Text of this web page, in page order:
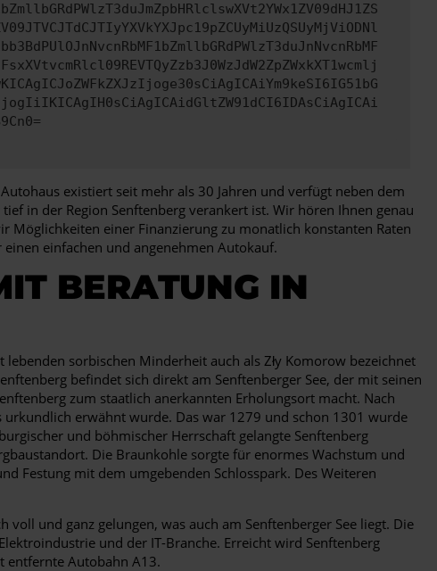
existiert seit mehr als 30 Jahren und verfügt neben dem
in der Region Senftenberg verankert ist. Wir hören Ihnen genau
einer Finanzierung zu monatlich konstanten Raten
einfachen und angenehmen Autokauf.
BERATUNG IN
sorbischen Minderheit auch als Zły Komorow bezeichnet
befindet sich direkt am Senftenberger See, der mit seinen
zum staatlich anerkannten Erholungsort macht. Nach
urkundlich erwähnt wurde. Das war 1279 und schon 1301 wurde
und böhmischer Herrschaft gelangte Senftenberg
Die Braunkohle sorgte für enormes Wachstum und
Festung mit dem umgebenden Schlosspark. Des Weiteren
und ganz gelungen, was auch am Senftenberger See liegt. Die
und der IT-Branche. Erreicht wird Senftenberg
entfernte Autobahn A13.